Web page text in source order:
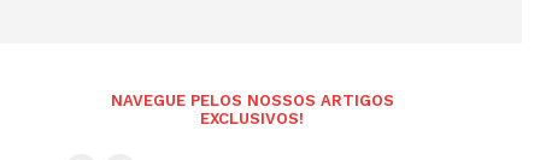
NAVEGUE PELOS NOSSOS ARTIGOS
EXCLUSIVOS!